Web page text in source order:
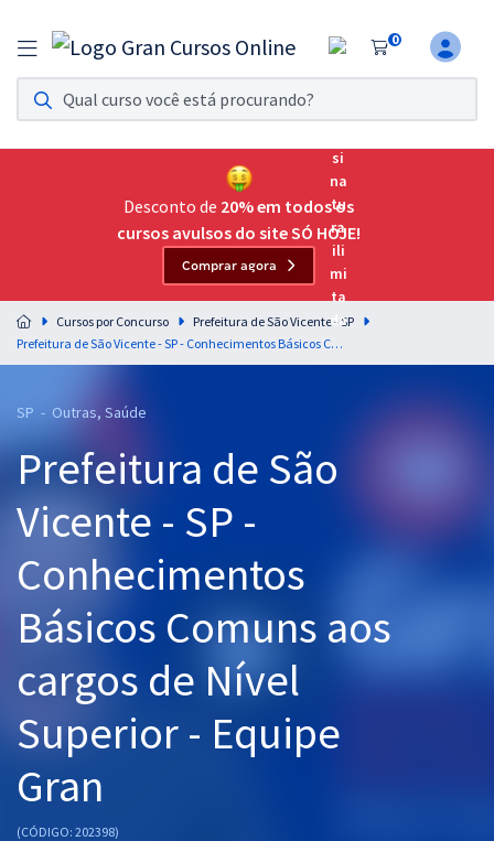
0
Assinatura Ilimitada 11
Acesso a todos os cursos. Teste grátis por 7 dias!
Assinatura OAB Até Passar
Acesso ilimitado a toda preparação para o Exame da
Residências Multiprofissionais
Preparação completa e intensiva para as principais
residências em saúde do Brasil
Cursos 20% OFF
Pós
Graduação
OAB
Questões grátis
Desconto de 20% em todos os
cursos avulsos do site SÓ HOJE!
Comprar agora
Cursos por Concurso
Prefeitura de São Vicente - SP
Prefeitura de São Vicente - SP - Conhecimentos Básicos Comuns aos cargos de Nível Superior - Equipe Gran
SP - Outras, Saúde
Prefeitura de São
Vicente - SP -
Conhecimentos
Básicos Comuns aos
cargos de Nível
Superior - Equipe
Gran
(CÓDIGO: 202398)